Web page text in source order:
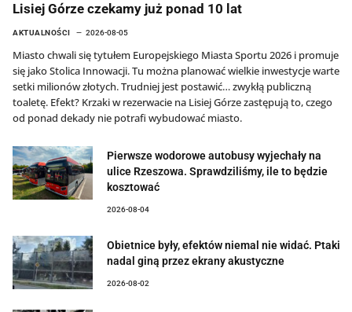
Lisiej Górze czekamy już ponad 10 lat
AKTUALNOŚCI 2026-08-05
Miasto chwali się tytułem Europejskiego Miasta Sportu 2026 i promuje
się jako Stolica Innowacji. Tu można planować wielkie inwestycje warte
setki milionów złotych. Trudniej jest postawić… zwykłą publiczną
toaletę. Efekt? Krzaki w rezerwacie na Lisiej Górze zastępują to, czego
od ponad dekady nie potrafi wybudować miasto.
Pierwsze wodorowe autobusy wyjechały na
ulice Rzeszowa. Sprawdziliśmy, ile to będzie
kosztować
2026-08-04
Obietnice były, efektów niemal nie widać. Ptaki
nadal giną przez ekrany akustyczne
2026-08-02